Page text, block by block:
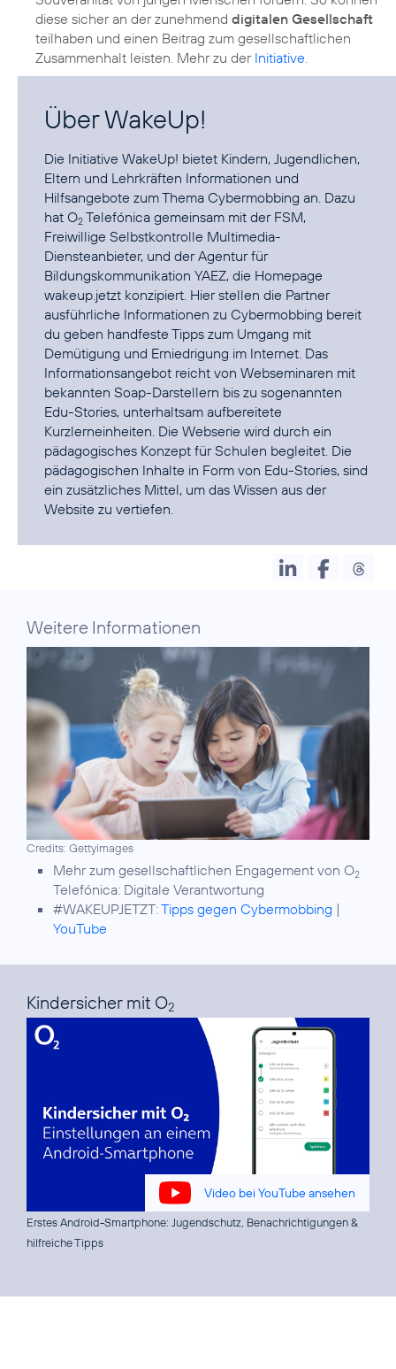
diese sicher an der zunehmend digitalen Gesellschaft
teilhaben und einen Beitrag zum gesellschaftlichen
Zusammenhalt leisten. Mehr zu der Initiative
Über WakeUp!
Die Initiative WakeUp! bietet Kindern, Jugendlichen,
Eltern und Lehrkräften Informationen und
Hilfsangebote zum Thema Cybermobbing an. Dazu
hat O2 Telefónica gemeinsam mit der FSM,
Freiwillige Selbstkontrolle Multimedia-
Diensteanbieter, und der Agentur für
Bildungskommunikation YAEZ, die Homepage
wakeup.jetzt konzipiert. Hier stellen die Partner
ausführliche Informationen zu Cybermobbing bereit
du geben handfeste Tipps zum Umgang mit
Demütigung und Erniedrigung im Internet. Das
Informationsangebot reicht von Webseminaren mit
bekannten Soap-Darstellern bis zu sogenannten
Edu-Stories, unterhaltsam aufbereitete
Kurzlerneinheiten. Die Webserie wird durch ein
pädagogisches Konzept für Schulen begleitet. Die
pädagogischen Inhalte in Form von Edu-Stories, sind
ein zusätzliches Mittel, um das Wissen aus der
Website zu vertiefen.
Weitere Informationen
Credits: Gettyimages
Mehr zum gesellschaftlichen Engagement von O2
Telefónica: Digitale Verantwortung
#WAKEUPJETZT:Tipps gegen Cybermobbing |
YouTube
Kindersicher mit O2
Video bei YouTube ansehen
Erstes Android-Smartphone: Jugendschutz, Benachrichtigungen &
hilfreiche Tipps